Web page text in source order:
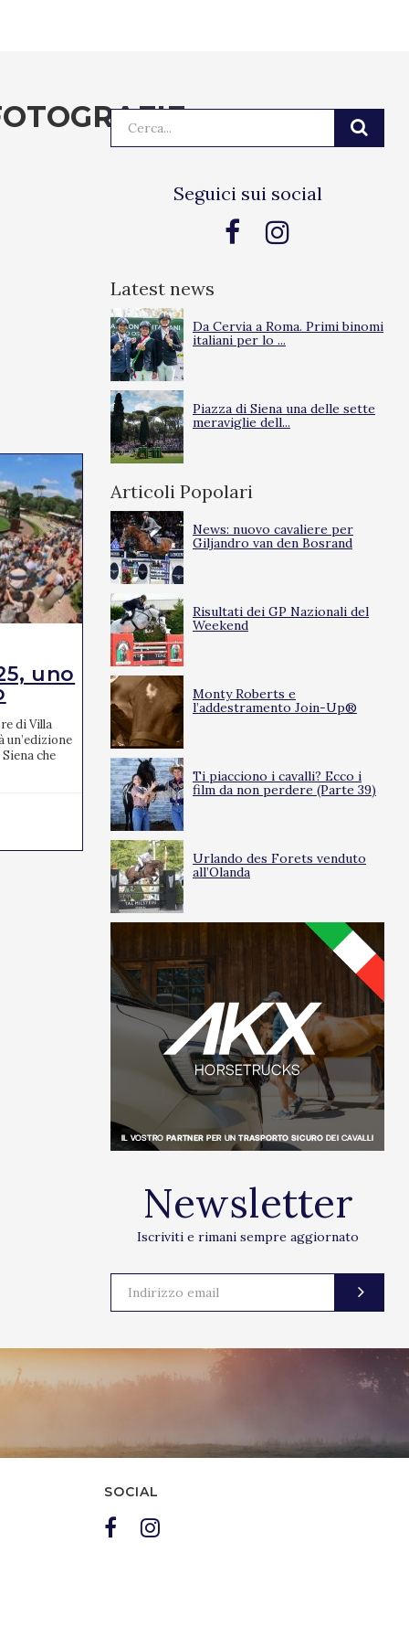
uno
di Villa
un’edizione
che
EVENTI
Tante le novità per
l’edizione...
I Campionati Italiani Assoluti di salto ostacoli
2025, che si terranno a Cervia dal 17 al 20
aprile, promettono un'edizione ricca di
novità. L’e...
24/03/2025
Cerca:
Seguici sui social
Latest news
Da Cervia a Roma. Primi binomi
italiani per lo ...
Piazza di Siena una delle sette
meraviglie dell...
Articoli Popolari
News: nuovo cavaliere per
Giljandro van den Bosrand
Risultati dei GP Nazionali del
Weekend
Monty Roberts e
l’addestramento Join-Up®
Ti piacciono i cavalli? Ecco i
film da non perdere (Parte 39)
Urlando des Forets venduto
all’Olanda
Newsletter
Iscriviti e rimani sempre aggiornato
SOCIAL